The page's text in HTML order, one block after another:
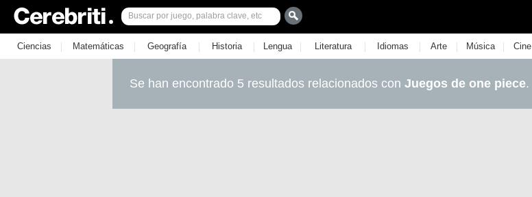
Ciencias | Matemáticas | Geografía | Historia | Lengua | Literatura | Idiomas | Arte | Música | Cine
Se han encontrado 5 resultados relacionados con Juegos de one piece.